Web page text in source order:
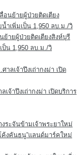
ย้ายผู้ป่วยติดเตียงสิงห์บุรี
ป็น 1,950 ลบ.ม./วิ
จ้าปึงเถ่ากงม่า เปิดบริการ